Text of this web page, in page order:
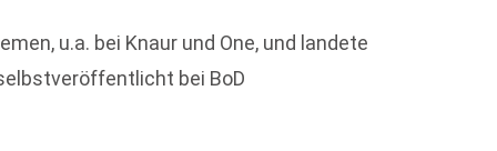
u.a. bei Knaur und One, und landete
bei BoD